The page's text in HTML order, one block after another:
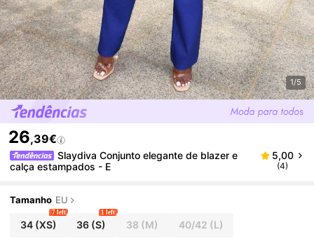
1/5
26,39€
Slaydiva Conjunto elegante de blazer e
calça estampados - E
5,00
(4)
Tamanho EU
34(XS)
7 left
36 (S)
1 left
38 (M) 40/42 (L)